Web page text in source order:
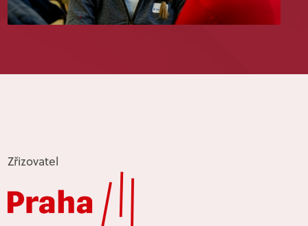
Zřizovatel